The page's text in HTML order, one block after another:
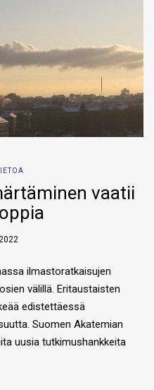
vaatii
ilmastoratkaisujen
välillä. Eritaustaisten
edistettäessä
Suomen Akatemian
uusia tutkimushankkeita